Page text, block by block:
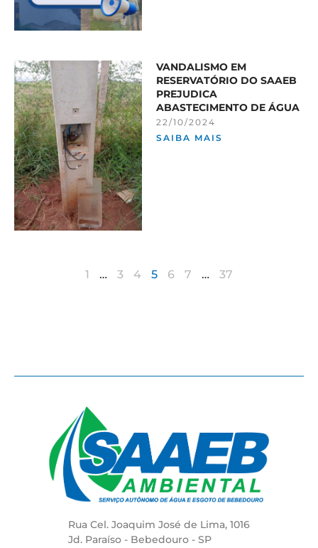
VANDALISMO EM
RESERVATÓRIO DO SAAEB
PREJUDICA
ABASTECIMENTO DE ÁGUA
22/10/2024
SAIBA MAIS
1 … 3 4 5 6 7 … 37
Rua Cel. Joaquim José de Lima, 1016
Jd. Paraíso - Bebedouro - SP